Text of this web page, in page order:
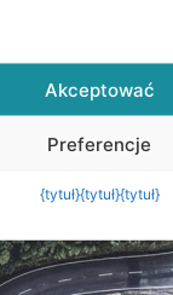
Akceptować
Preferencje
{tytuł}{tytuł}{tytuł}